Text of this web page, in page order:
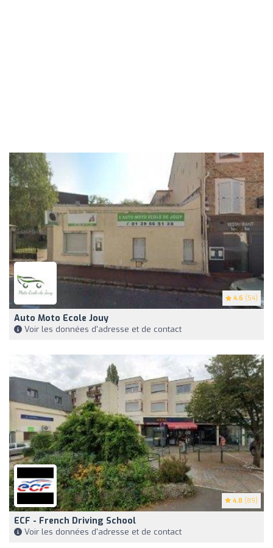
4.6 (54)
Auto Moto Ecole Jouy
Voir les données d'adresse et de contact
4.8 (89)
ECF - French Driving School
Voir les données d'adresse et de contact